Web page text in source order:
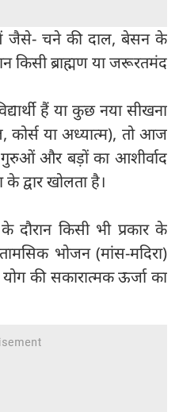
जैसे- चने की दाल, बेसन के
किसी ब्राह्मण या जरूरतमंद
हैं या कुछ नया सीखना
या अध्यात्म), तो आज
और बड़ों का आशीर्वाद
द्वार खोलता है।
दौरान किसी भी प्रकार के
भोजन (मांस-मदिरा)
की सकारात्मक ऊर्जा का